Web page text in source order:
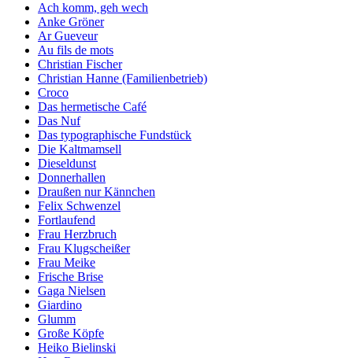
Ach komm, geh wech
Anke Gröner
Ar Gueveur
Au fils de mots
Christian Fischer
Christian Hanne (Familienbetrieb)
Croco
Das hermetische Café
Das Nuf
Das typographische Fundstück
Die Kaltmamsell
Dieseldunst
Donnerhallen
Draußen nur Kännchen
Felix Schwenzel
Fortlaufend
Frau Herzbruch
Frau Klugscheißer
Frau Meike
Frische Brise
Gaga Nielsen
Giardino
Glumm
Große Köpfe
Heiko Bielinski